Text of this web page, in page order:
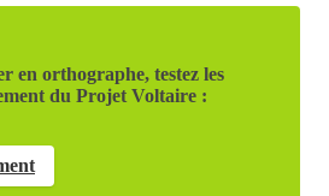
en orthographe, testez les
du Projet Voltaire :